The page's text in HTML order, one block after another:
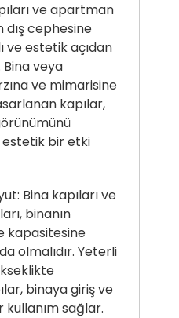
ve apartman
dış cephesine
ve estetik açıdan
Bina veya
ve mimarisine
kapılar,
bir etki
Bina kapıları ve
binanın
kapasitesine
olmalıdır. Yeterli
binaya giriş ve
kullanım sağlar.